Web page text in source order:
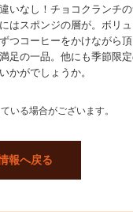
いなし！チョコクランチ
はスポンジの層が。ボリ
つコーヒーをかけながら頂
足の一品。他にも季節限
かがでしょうか。
いる場合がございます。
報へ戻る